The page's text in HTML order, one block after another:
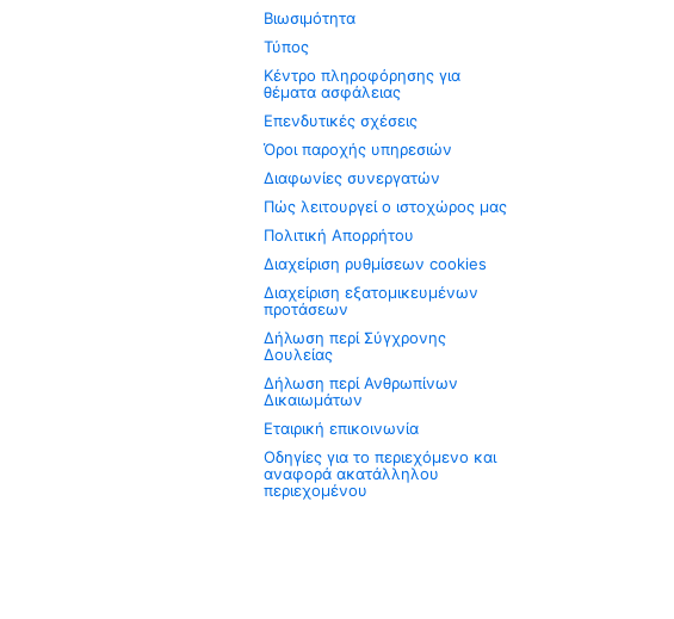
Βιωσιμότητα
Τύπος
Κέντρο πληροφόρησης για
θέματα ασφάλειας
Επενδυτικές σχέσεις
Όροι παροχής υπηρεσιών
Διαφωνίες συνεργατών
Πώς λειτουργεί ο ιστοχώρος μας
Πολιτική Απορρήτου
Διαχείριση ρυθμίσεων cookies
Διαχείριση εξατομικευμένων
προτάσεων
Δήλωση περί Σύγχρονης
Δουλείας
Δήλωση περί Ανθρωπίνων
Δικαιωμάτων
Εταιρική επικοινωνία
Οδηγίες για το περιεχόμενο και
αναφορά ακατάλληλου
περιεχομένου